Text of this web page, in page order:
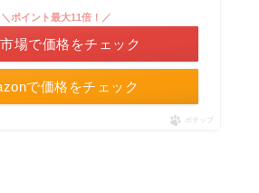
で価格をチェック
＼ポイント最大11倍！／
場で価格をチェック
ポチップ